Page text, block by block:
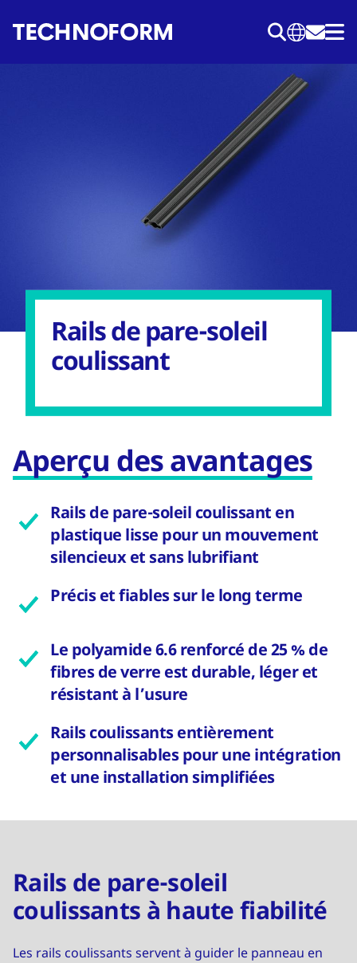
au
Rails de pare-soleil
coulissant
Aperçu des avantages
Rails de pare-soleil coulissant en
plastique lisse pour un mouvement
silencieux et sans lubrifiant
Précis et fiables sur le long terme
Le polyamide 6.6 renforcé de 25 % de
fibres de verre est durable, léger et
résistant à l’usure
Rails coulissants entièrement
personnalisables pour une intégration
et une installation simplifiées
Rails de pare-soleil
coulissants à haute fiabilité
Les rails coulissants servent à guider le panneau en